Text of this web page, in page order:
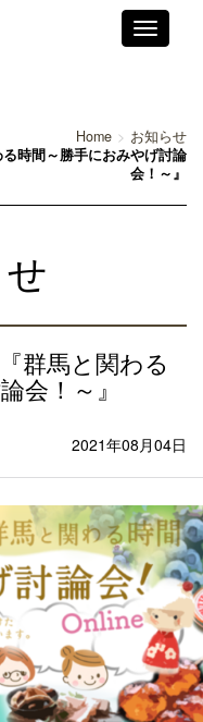
Toggle
Home
お知らせ
時間～勝手におみやげ討論
会！～』
群馬と関わる
会！～』
2021年08月04日